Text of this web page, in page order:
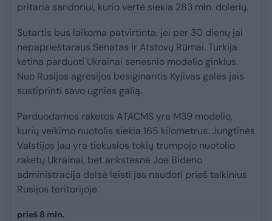
pritaria sandoriui, kurio vertė siekia 283 mln. dolerių.
Sutartis bus laikoma patvirtinta, jei per 30 dienų jai
nepaprieštaraus Senatas ir Atstovų Rūmai. Turkija
ketina parduoti Ukrainai senesnio modelio ginklus.
Nuo Rusijos agresijos besiginantis Kyjivas galės jais
sustiprinti savo ugnies galią.
Parduodamos raketos ATACMS yra M39 modelio,
kurių veikimo nuotolis siekia 165 kilometrus. Jungtinės
Valstijos jau yra tiekusios tokių trumpojo nuotolio
raketų Ukrainai, bet ankstesnė Joe Bideno
administracija delsė leisti jas naudoti prieš taikinius
Rusijos teritorijoje.
prieš 8 min.